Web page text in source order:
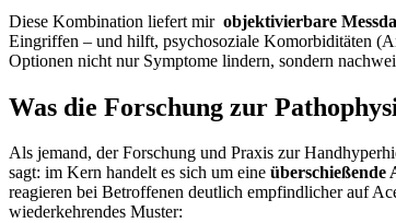
Diese Kombination liefert mir ‌ objektivierbare
Eingriffen – und hilft, psychosoziale Komorbiditäten
Optionen nicht nur Symptome lindern, sondern
Was die Forschung zur
Als jemand, der Forschung‍ und Praxis zur
sagt: im Kern handelt es sich um eine überschie­ßende
reagieren bei Betroffenen deutlich empfindlicher auf
wiederkehrendes Muster: